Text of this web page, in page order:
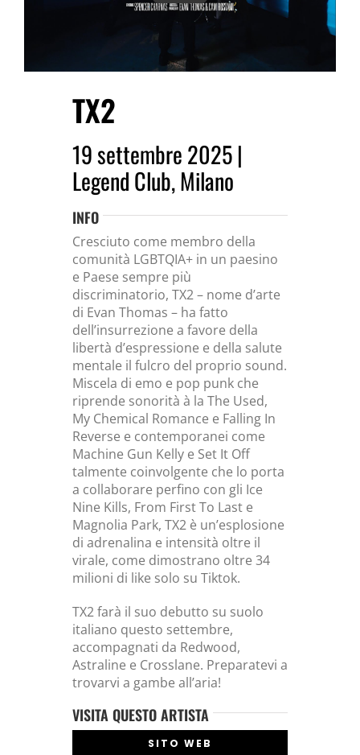
TX2
19 settembre 2025 |
Legend Club, Milano
INFO
Cresciuto come membro della
comunità LGBTQIA+ in un paesino
e Paese sempre più
discriminatorio, TX2 – nome d’arte
di Evan Thomas – ha fatto
dell’insurrezione a favore della
libertà d’espressione e della salute
mentale il fulcro del proprio sound.
Miscela di emo e pop punk che
riprende sonorità à la The Used,
My Chemical Romance e Falling In
Reverse e contemporanei come
Machine Gun Kelly e Set It Off
talmente coinvolgente che lo porta
a collaborare perfino con gli Ice
Nine Kills, From First To Last e
Magnolia Park, TX2 è un’esplosione
di adrenalina e intensità oltre il
virale, come dimostrano oltre 34
milioni di like solo su Tiktok.
TX2 farà il suo debutto su suolo
italiano questo settembre,
accompagnati da Redwood,
Astraline e Crosslane. Preparatevi a
trovarvi a gambe all’aria!
VISITA QUESTO ARTISTA
SITO WEB